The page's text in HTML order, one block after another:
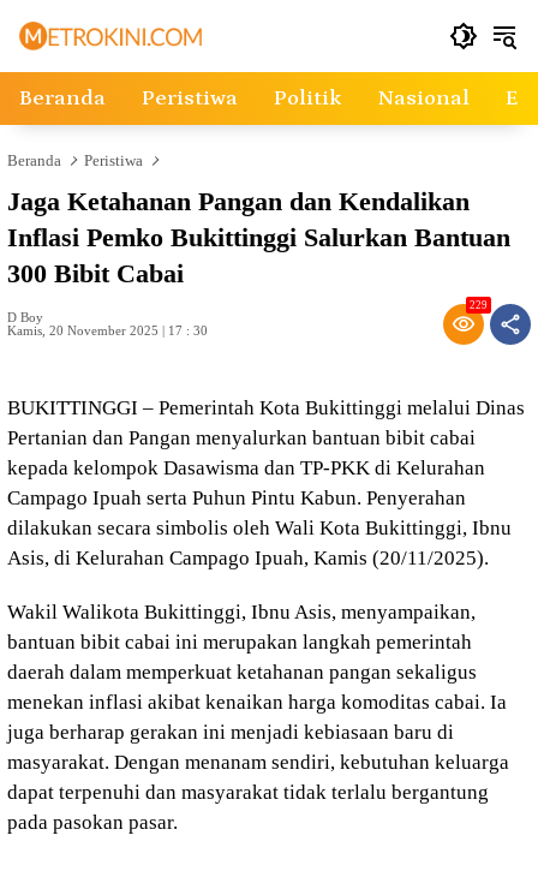
Beranda Peristiwa Politik Nasional
Beranda Peristiwa
Jaga Ketahanan Pangan dan Kendalikan
Inflasi Pemko Bukittinggi Salurkan Bantuan
300 Bibit Cabai
D Boy
Kamis, 20 November 2025 | 17 : 30
229
BUKITTINGGI – Pemerintah Kota Bukittinggi melalui Dinas
Pertanian dan Pangan menyalurkan bantuan bibit cabai
kepada kelompok Dasawisma dan TP-PKK di Kelurahan
Campago Ipuah serta Puhun Pintu Kabun. Penyerahan
dilakukan secara simbolis oleh Wali Kota Bukittinggi, Ibnu
Asis, di Kelurahan Campago Ipuah, Kamis (20/11/2025).
Wakil Walikota Bukittinggi, Ibnu Asis, menyampaikan,
bantuan bibit cabai ini merupakan langkah pemerintah
daerah dalam memperkuat ketahanan pangan sekaligus
menekan inflasi akibat kenaikan harga komoditas cabai. Ia
juga berharap gerakan ini menjadi kebiasaan baru di
masyarakat. Dengan menanam sendiri, kebutuhan keluarga
dapat terpenuhi dan masyarakat tidak terlalu bergantung
pada pasokan pasar.